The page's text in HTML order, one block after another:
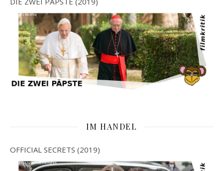
IM HANDEL
OFFICIAL SECRETS (2019)